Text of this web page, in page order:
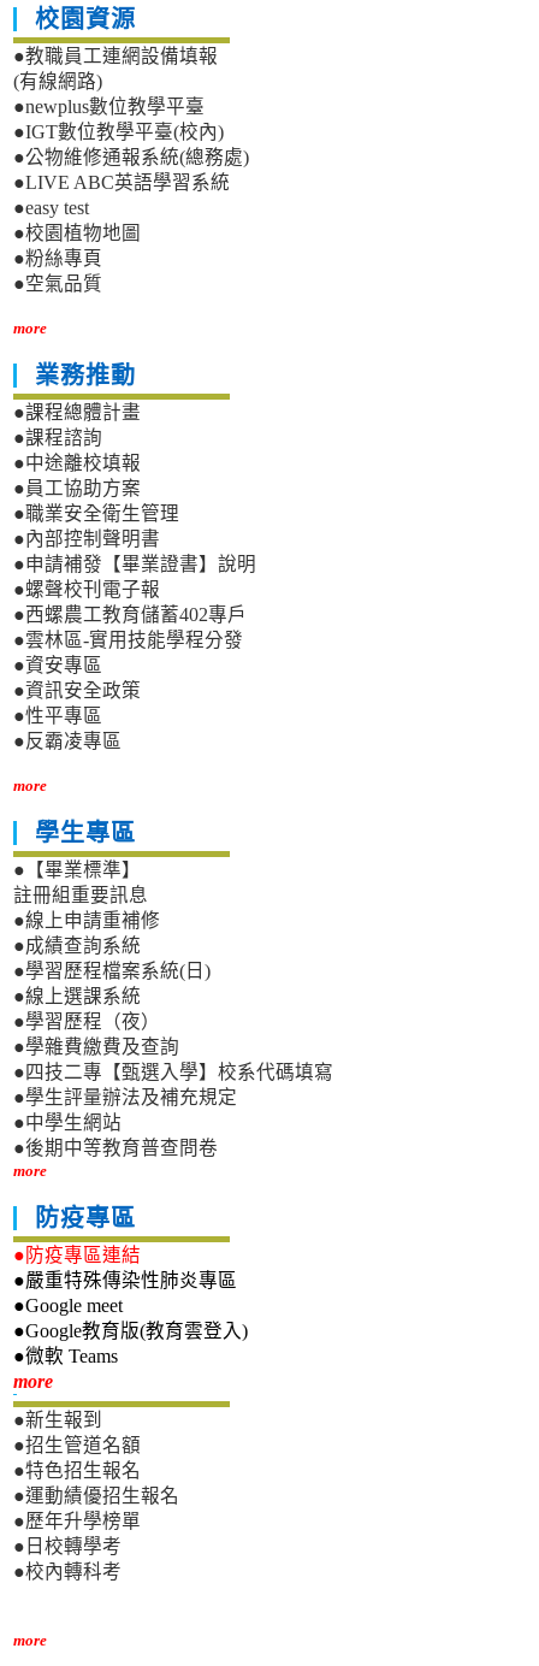
校園資源
●教職員工連網設備填報
(有線網路)
●newplus數位教學平臺
●IGT數位教學平臺(校內)
●公物維修通報系統(總務處)
●LIVE ABC英語學習系統
●easy test
●校園植物地圖
●粉絲專頁
●空氣品質
more
業務推動
●課程總體計畫
●課程諮詢
●中途離校填報
●員工協助方案
●職業安全衛生管理
●內部控制聲明書
●申請補發【畢業證書】說明
●螺聲校刊電子報
●西螺農工教育儲蓄402專戶
●雲林區-實用技能學程分發
●資安專區
●資訊安全政策
●性平專區
●反霸凌專區
more
學生專區
●【畢業標準】
註冊組重要訊息
●線上申請重補修
●成績查詢系統
●學習歷程檔案系統(日)
●線上選課系統
●學習歷程（夜）
●學雜費繳費及查詢
●四技二專【甄選入學】校系代碼填寫
●學生評量辦法及補充規定
●中學生網站
●後期中等教育普查問卷
more
防疫專區
●防疫專區連結
●嚴重特殊傳染性肺炎專區
●Google meet
●Google教育版(教育雲登入)
●微軟 Teams
more新生專區
●新生報到
●招生管道名額
●特色招生報名
●運動績優招生報名
●歷年升學榜單
●日校轉學考
●校內轉科考
more